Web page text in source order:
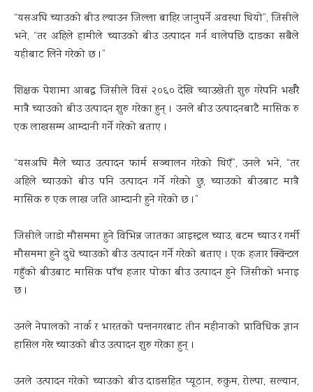
“यसअघि च्याउको बीउ ल्याउन जिल्ला बाहिर जानुपर्ने अवस्था थियो”, जिसीले
भने, “तर अहिले हामीले च्याउको बीउ उत्पादन गर्न थालेपछि दाङका सबैले
यहीबाट लिने गरेको छ ।”
शिक्षक पेशामा आबद्ध जिसीले विसं २०६० देखि च्याउखेती शुरु गरेपनि भर्खरै
मात्रै च्याउको बीउ उत्पादन शुरु गरेका हुन् । उनले बीउ उत्पादनबाटै मासिक रु
एक लाखसम्म आम्दानी गर्ने गरेको बताए ।
“यसअघि मैले च्याउ उत्पादन फार्म सञ्चालन गरेको थिएँ”, उनले भने, “तर
अहिले च्याउको बीउ पनि उत्पादन गर्ने गरेको छु, च्याउको बीउबाट मात्रै
मासिक रु एक लाख जति आम्दानी हुने गरेको छ ।”
जिसीले जाडो मौसममा हुने विभिन्न जातका आइस्ट्रल च्याउ, बटम च्याउ र गर्मी
मौसममा हुने दुधे च्याउको बीउ उत्पादन गर्ने गरेको बताए । एक हजार क्विन्टल
गहुँको बीउबाट मासिक पाँच हजार पोका बीउ उत्पादन हुने जिसीको भनाइ
छ ।
उनले नेपालको नार्क र भारतको पन्तनगरबाट तीन महीनाको प्राविधिक ज्ञान
हासिल गरेर च्याउको बीउ उत्पादन शुरु गरेका हुन् ।
उनले उत्पादन गरेको च्याउको बीउ दाङसहित प्यूठान, रुकुम, रोल्पा, सल्यान,